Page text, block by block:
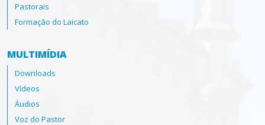
Pastorais
Formação do Laicato
MULTIMÍDIA
Downloads
Vídeos
Áudios
Voz do Pastor